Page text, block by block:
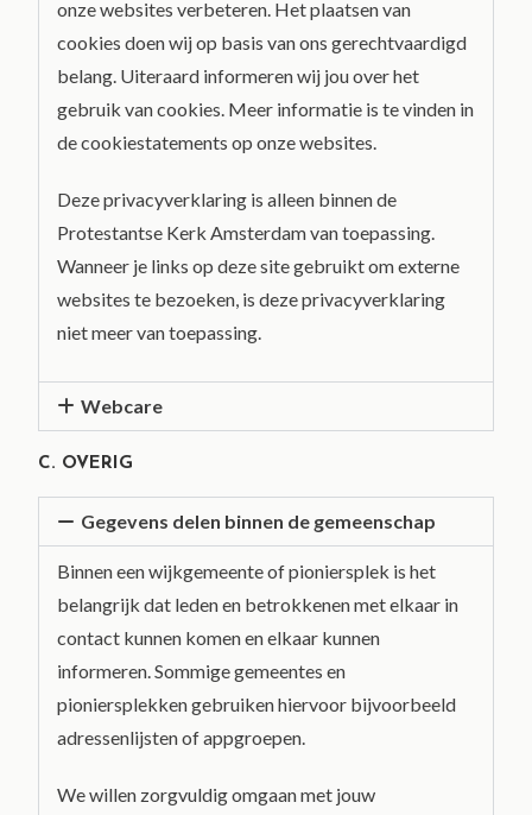
onze websites verbeteren. Het plaatsen van
cookies doen wij op basis van ons gerechtvaardigd
belang. Uiteraard informeren wij jou over het
gebruik van cookies. Meer informatie is te vinden in
de cookiestatements op onze websites.
Deze privacyverklaring is alleen binnen de
Protestantse Kerk Amsterdam van toepassing.
Wanneer je links op deze site gebruikt om externe
websites te bezoeken, is deze privacyverklaring
niet meer van toepassing.
Webcare
C. OVERIG
Gegevens delen binnen de gemeenschap
Binnen een wijkgemeente of pioniersplek is het
belangrijk dat leden en betrokkenen met elkaar in
contact kunnen komen en elkaar kunnen
informeren. Sommige gemeentes en
pioniersplekken gebruiken hiervoor bijvoorbeeld
adressenlijsten of appgroepen.
We willen zorgvuldig omgaan met jouw